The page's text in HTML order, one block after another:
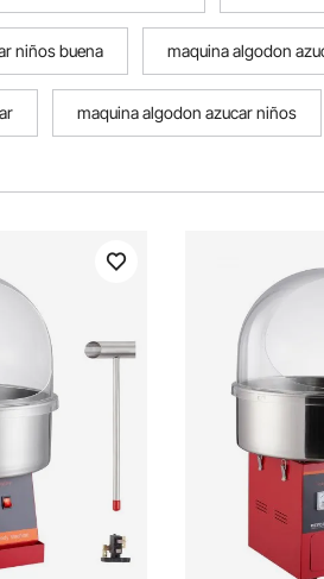
niños buena maquina algodon
maquina algodon azucar niños